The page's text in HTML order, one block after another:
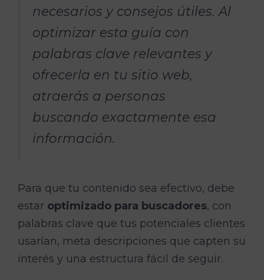
necesarios y consejos útiles. Al
optimizar esta guía con
palabras clave relevantes y
ofrecerla en tu sitio web,
atraerás a personas
buscando exactamente esa
información.
Para que tu contenido sea efectivo, debe
estar optimizado para buscadores, con
palabras clave que tus potenciales clientes
usarían, meta descripciones que capten su
interés y una estructura fácil de seguir.